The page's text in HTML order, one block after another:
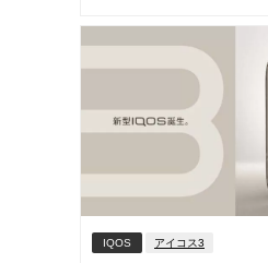
IQOS アイコス3